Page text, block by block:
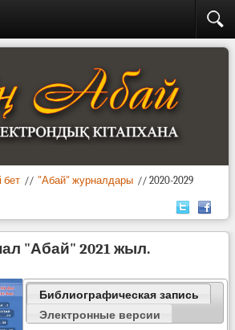
бет // "Абай" журналдары // 2020-2029
"Абай" 2021 жыл.
Библиографическая запись
Электронные версии